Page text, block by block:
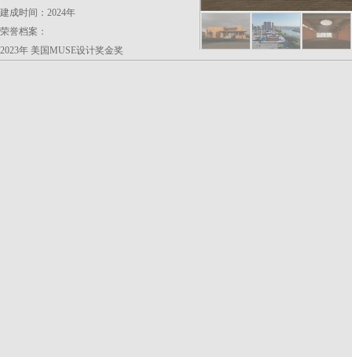
建成时间：2024年
荣誉档案：
2023年 美国MUSE设计奖金奖